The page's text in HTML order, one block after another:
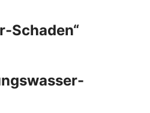
Schaden“